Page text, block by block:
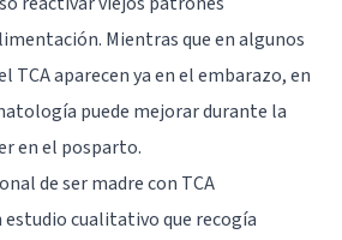
Mientras que en algunos
TCA aparecen ya en el embarazo, en
puede mejorar durante la
en el posparto.
de ser madre con TCA
estudio cualitativo que recogía